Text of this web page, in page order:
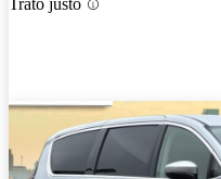
Trato justo